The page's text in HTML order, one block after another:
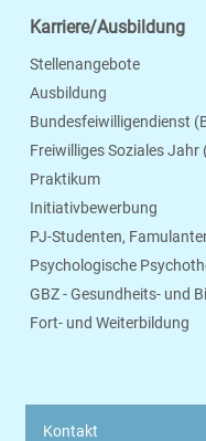
Karriere/Ausbildung
Stellenangebote
Ausbildung
Bundesfeiwilligendienst
Freiwilliges Soziales Jahr
Praktikum
Initiativbewerbung
PJ-Studenten,
Psychologische
GBZ - Gesundheits- und
Fort- und Weiterbildung
Kontakt